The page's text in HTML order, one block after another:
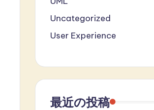
Uncategorized
User Experience
最近の投稿